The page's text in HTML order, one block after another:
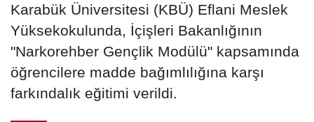
Karabük Üniversitesi (KBÜ) Eflani Meslek
Yüksekokulunda, İçişleri Bakanlığının
"Narkorehber Gençlik Modülü" kapsamında
öğrencilere madde bağımlılığına karşı
farkındalık eğitimi verildi.